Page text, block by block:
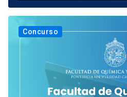
Concurso